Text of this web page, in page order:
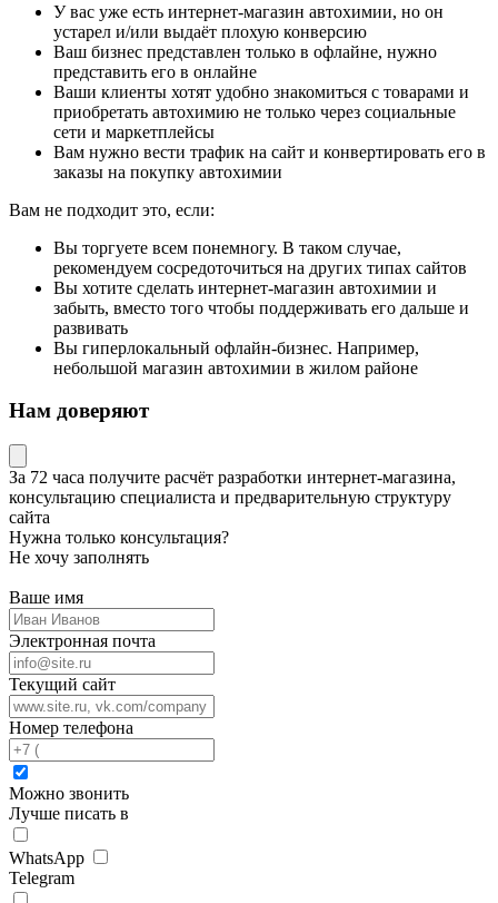
У вас уже есть интернет-магазин автохимии, но он
устарел и/или выдаёт плохую конверсию
Ваш бизнес представлен только в офлайне, нужно
представить его в онлайне
Ваши клиенты хотят удобно знакомиться с товарами и
приобретать автохимию не только через социальные
сети и маркетплейсы
Вам нужно вести трафик на сайт и конвертировать его в
заказы на покупку автохимии
Вам не подходит это, если:
Вы торгуете всем понемногу. В таком случае,
рекомендуем сосредоточиться на других типах сайтов
Вы хотите сделать интернет-магазин автохимии и
забыть, вместо того чтобы поддерживать его дальше и
развивать
Вы гиперлокальный офлайн-бизнес. Например,
небольшой магазин автохимии в жилом районе
Нам доверяют
За 72 часа получите расчёт разработки интернет-магазина,
консультацию специалиста и предварительную структуру
сайта
Нужна только консультация?
Не хочу заполнять
Ваше имя
Электронная почта
Текущий сайт
Номер телефона
Можно звонить
Лучше писать в
WhatsApp
Telegram